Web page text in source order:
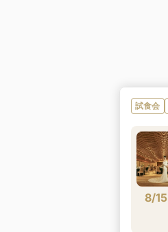
試食会
8/15